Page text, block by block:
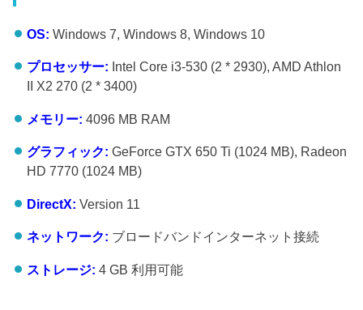
OS: Windows 7, Windows 8, Windows 10
プロセッサー: Intel Core i3-530 (2 * 2930), AMD Athlon
II X2 270 (2 * 3400)
メモリー: 4096 MB RAM
グラフィック: GeForce GTX 650 Ti (1024 MB), Radeon
HD 7770 (1024 MB)
DirectX: Version 11
ネットワーク: ブロードバンドインターネット接続
ストレージ: 4 GB 利用可能